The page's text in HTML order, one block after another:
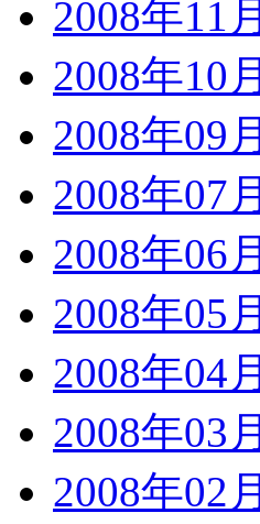
2008年11月
2008年10月
2008年09月
2008年07月
2008年06月
2008年05月
2008年04月
2008年03月
2008年02月